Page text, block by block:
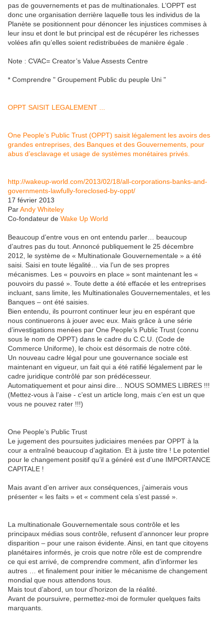
pas de gouvernements et pas de multinationales. L’OPPT est
donc une organisation derrière laquelle tous les individus de la
Planète se positionnent pour dénoncer les injustices commises à
leur insu et dont le but principal est de récupérer les richesses
volées afin qu’elles soient redistribuées de manière égale .
Note : CVAC= Creator’s Value Assests Centre
* Comprendre " Groupement Public du peuple Uni "
OPPT SAISIT LEGALEMENT ...
One People’s Public Trust (OPPT) saisit légalement les avoirs des
grandes entreprises, des Banques et des Gouvernements, pour
abus d’esclavage et usage de systèmes monétaires privés.
http://wakeup-world.com/2013/02/18/all-corporations-banks-and-
governments-lawfully-foreclosed-by-oppt/
17 février 2013
ParAndy Whiteley
Co-fondateur de Wake Up World
Beaucoup d’entre vous en ont entendu parler… beaucoup
d’autres pas du tout. Annoncé publiquement le 25 décembre
2012, le système de « Multinationale Gouvernementale » a été
saisi. Saisi en toute légalité… via l’un de ses propres
mécanismes. Les « pouvoirs en place » sont maintenant les «
pouvoirs du passé ». Toute dette a été effacée et les entreprises
incluant, sans limite, les Multinationales Gouvernementales, et les
Banques – ont été saisies.
Bien entendu, ils pourront continuer leur jeu en espérant que
nous continuerons à jouer avec eux. Mais grâce à une série
d’investigations menées par One People’s Public Trust (connu
sous le nom de OPPT) dans le cadre du C.C.U. (Code de
Commerce Uniforme), le choix est désormais de notre côté.
Un nouveau cadre légal pour une gouvernance sociale est
maintenant en vigueur, un fait qui a été ratifié légalement par le
cadre juridique contrôlé par son prédécesseur.
Automatiquement et pour ainsi dire… NOUS SOMMES LIBRES !!!
(Mettez-vous à l’aise - c’est un article long, mais c’en est un que
vous ne pouvez rater !!!)
One People’s Public Trust
Le jugement des poursuites judiciaires menées par OPPT à la
cour a entraîné beaucoup d’agitation. Et à juste titre ! Le potentiel
pour le changement positif qu’il a généré est d’une IMPORTANCE
CAPITALE !
Mais avant d’en arriver aux conséquences, j’aimerais vous
présenter « les faits » et « comment cela s’est passé ».
La multinationale Gouvernementale sous contrôle et les
principaux médias sous contrôle, refusent d’annoncer leur propre
disparition – pour une raison évidente. Ainsi, en tant que citoyens
planétaires informés, je crois que notre rôle est de comprendre
ce qui est arrivé, de comprendre comment, afin d’informer les
autres … et finalement pour initier le mécanisme de changement
mondial que nous attendons tous.
Mais tout d’abord, un tour d’horizon de la réalité.
Avant de poursuivre, permettez-moi de formuler quelques faits
marquants.